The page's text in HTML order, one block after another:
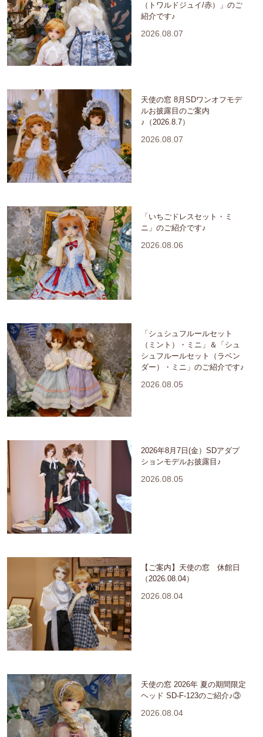
（トワルドジュイ/赤）」のご
紹介です♪
2026.08.07
天使の窓 8月SDワンオフモデ
ルお披露目のご案内
♪（2026.8.7）
2026.08.07
「いちごドレスセット・ミ
ニ」のご紹介です♪
2026.08.06
「シュシュフルールセット
（ミント）・ミニ」＆「シュ
シュフルールセット（ラベン
ダー）・ミニ」のご紹介です♪
2026.08.05
2026年8月7日(金）SDアダプ
ションモデルお披露目♪
2026.08.05
【ご案内】天使の窓 休館日
（2026.08.04）
2026.08.04
天使の窓 2026年 夏の期間限定
ヘッド SD-F-123のご紹介♪③
2026.08.04